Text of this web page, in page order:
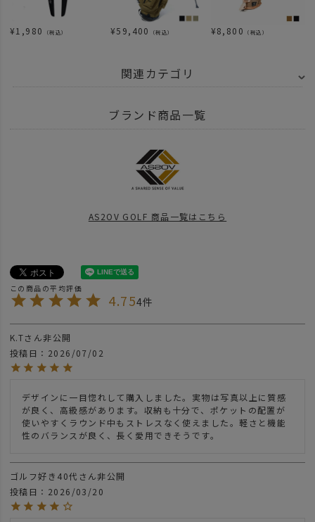
¥1,980 （税込） ¥59,400 （税込） ¥8,800 （税込）
関連カテゴリ
GOLF
AS2OV GOLF SERIES
UNBY STAFF ARCHIVES UNBY STAFF Blog
AS2OV アッソブ AS2OV GOLF SERIES
news AS2OV Go Out
ブランド商品一覧
AS2OV GOLF 商品一覧はこちら
4.754
K.T
非公開
投稿日
2026/07/02
デザインに一目惚れして購入しました。実物は写真以上に質感
が良く、高級感があります。収納も十分で、ポケットの配置が
使いやすくラウンド中もストレスなく使えました。軽さと機能
性のバランスが良く、長く愛用できそうです。
ゴルフ好き40代
非公開
投稿日
2026/03/20